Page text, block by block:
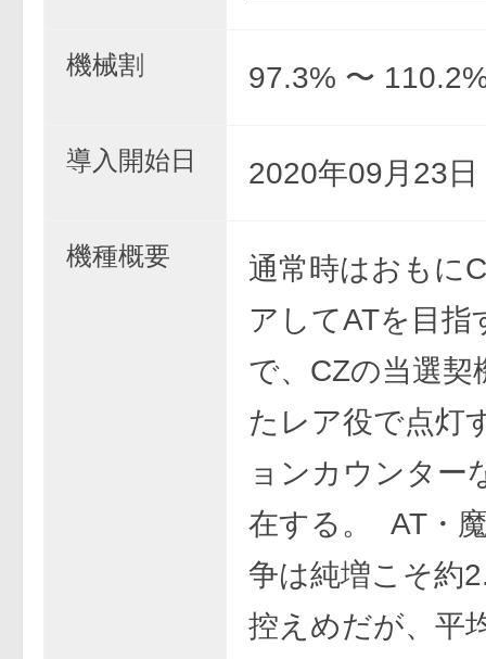
機械割 97.3% 〜
導入開始日 2020年09月23日
機種概要
通常時はおもに
アしてATを目指
で、CZの当選契
たレア役で点灯
ョンカウンター
在する。 AT・
争は純増こそ約
控えめだが、平